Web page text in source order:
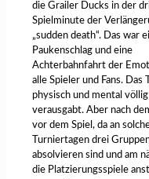
die Grailer Ducks in der
Spielminute der
„sudden death“. Das war
Paukenschlag und eine
Achterbahnfahrt der
alle Spieler und Fans. Das
physisch und mental völlig
verausgabt. Aber nach
vor dem Spiel, da an
Turniertagen drei
absolvieren sind und am
die Platzierungsspiele